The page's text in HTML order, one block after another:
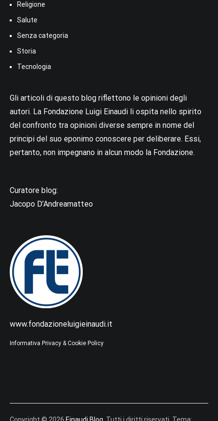
Religione
Salute
Senza categoria
Storia
Tecnologia
Gli articoli di questo blog riflettono le opinioni degli
autori. La Fondazione Luigi Einaudi li ospita nello spirito
del confronto tra opinioni diverse sempre in nome del
principi del suo eponimo conoscere per deliberare. Essi,
pertanto, non impegnano in alcun modo la Fondazione.
Curatore blog:
Jacopo D’Andreamatteo
www.fondazioneluigieinaudi.it
Informativa Privacy & Cookie Policy